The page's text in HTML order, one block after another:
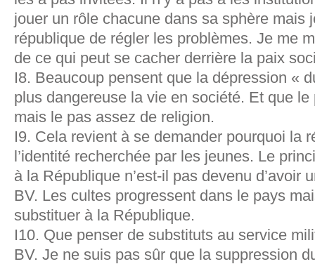
jouer un rôle chacune dans sa sphère mais
république de régler les problèmes. Je me
de ce qui peut se cacher derrière la paix
I8. Beaucoup pensent que la dépression «
plus dangereuse la vie en société. Et que le
mais le pas assez de religion.
I9. Cela revient à se demander pourquoi la
l’identité recherchée par les jeunes. Le
à la République n’est-il pas devenu d’avoir
BV. Les cultes progressent dans le pays
substituer à la République.
I10. Que penser de substituts au service
BV. Je ne suis pas sûr que la suppression